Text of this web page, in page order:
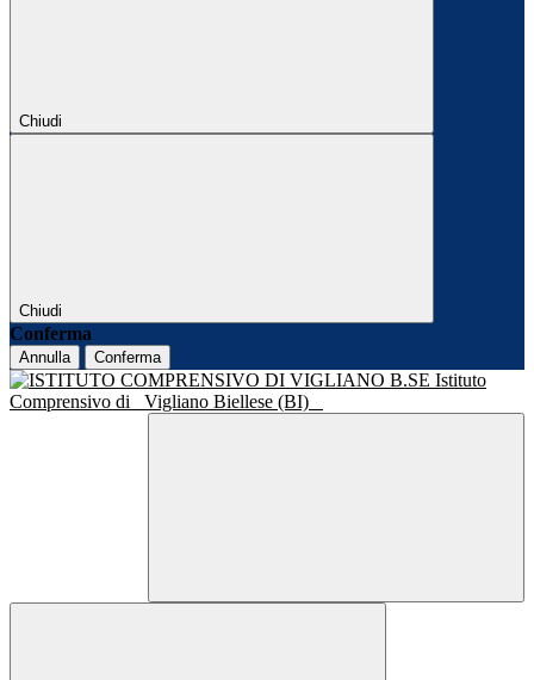
Chiudi
Chiudi
Conferma
Annulla Conferma
Istituto
Comprensivo di
Vigliano Biellese (BI)